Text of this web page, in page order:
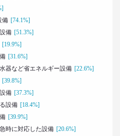
ないよね～｣
食卓
備 [74.1%]
備 [51.3%]
[19.9%]
[31.6%]
器など省エネルギー設備 [22.6%]
[39.8%]
備 [37.3%]
設備 [18.4%]
[39.9%]
時に対応した設備 [20.6%]